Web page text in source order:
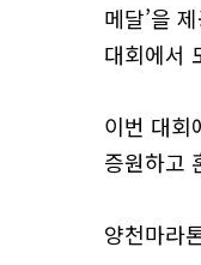
메달’을
대회에서
이번 대회
증원하고
양천마라